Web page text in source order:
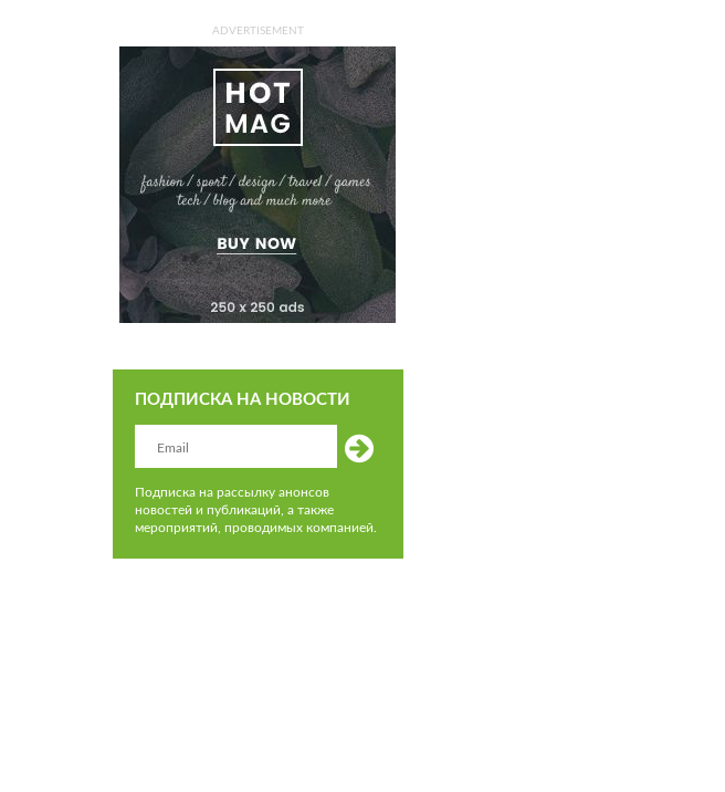
ADVERTISEMENT
ПОДПИСКА НА НОВОСТИ
Подписка на рассылку анонсов
новостей и публикаций, а также
мероприятий, проводимых компанией.